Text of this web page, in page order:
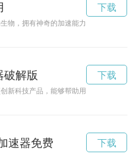
物，拥有神奇的加速能力，能够在瞬间
下载
破解版
新科技产品，能够帮助用户提高工作效率
下载
速器免费 下载